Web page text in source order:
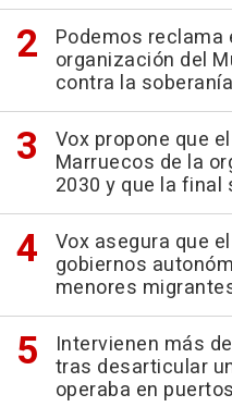
Podemos reclama
organización del
contra la
Vox propone que
Marruecos de la
2030 y que la final
Vox asegura que
gobiernos
menores
Intervienen más
tras desarticular
operaba en